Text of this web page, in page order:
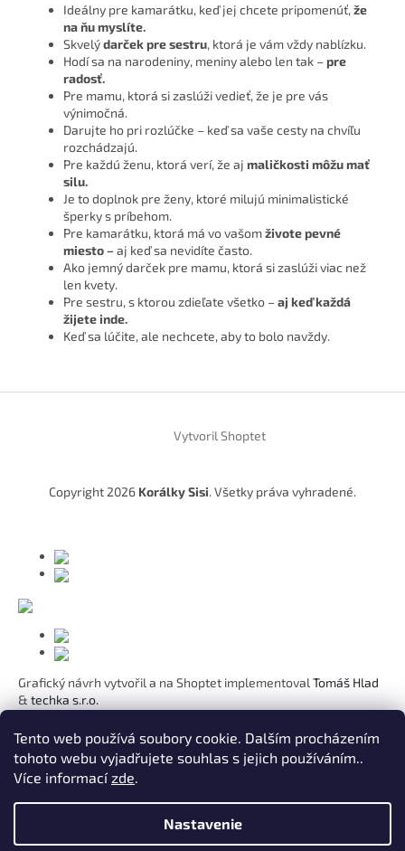
Tento web používá soubory cookie. Dalším procházením
tohoto webu vyjadřujete souhlas s jejich používáním..
Více informacízde.
Nastavenie
Ideálny pre kamarátku, keď jej chcete pripomenúť, že
na ňu myslíte.
Skvelýdarček pre sestru, ktorá je vám vždy nablízku.
Hodí sa na narodeniny, meniny alebo len tak –pre
radosť.
Pre mamu, ktorá si zaslúži vedieť, že je pre vás
výnimočná.
Darujte ho pri rozlúčke – keď sa vaše cesty na chvíľu
rozchádzajú.
Pre každú ženu, ktorá verí, že aj maličkosti môžu mať
silu.
Je to doplnok pre ženy, ktoré milujú minimalistické
šperky s príbehom.
Pre kamarátku, ktorá má vo vašomživote pevné
miesto – aj keď sa nevidíte často.
Ako jemný darček pre mamu, ktorá si zaslúži viac než
len kvety.
Pre sestru, s ktorou zdieľate všetko –aj keď každá
žijete inde.
Keď sa lúčite, ale nechcete, aby to bolo navždy.
Vytvoril Shoptet
Copyright 2026 Korálky Sisi. Všetky práva vyhradené.
Grafický návrh vytvořil a na Shoptet implementoval Tomáš Hlad
& techka s.r.o.
Koho chcete obdarovat?
Pre mamičku
Pre moju lásku
Pre dcéru